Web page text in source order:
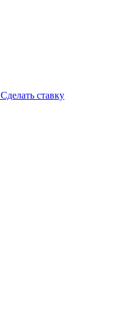
Сделать ставку